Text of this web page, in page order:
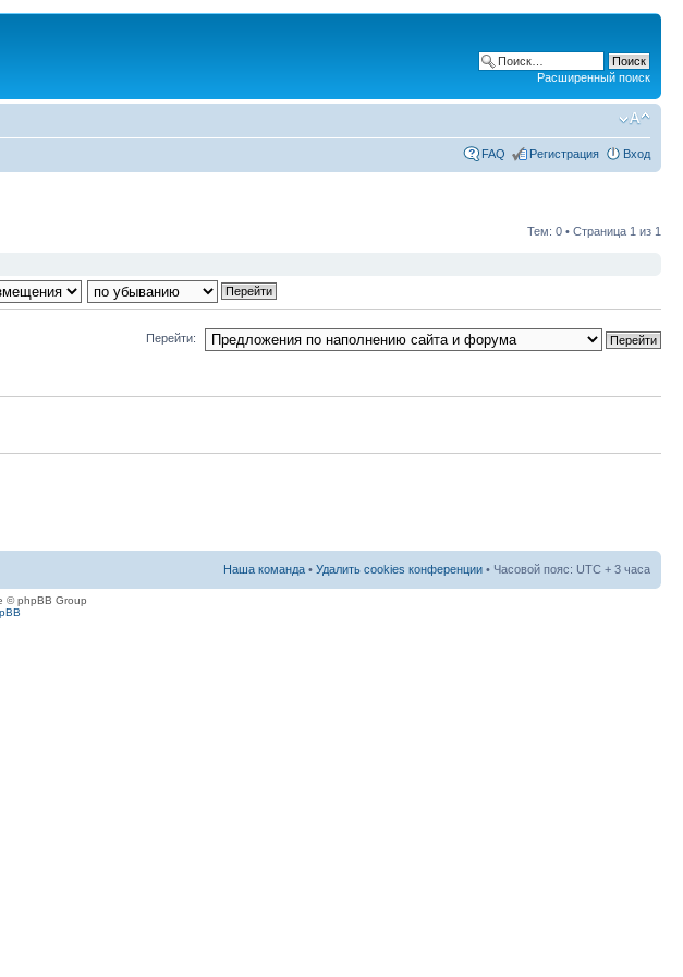
Расширенный поиск
FAQ Регистрация Вход
Тем: 0 • Страница 1 из 1
Перейти:
Наша команда • Удалить cookies конференции • Часовой пояс: UTC + 3 часа
© phpBB Group